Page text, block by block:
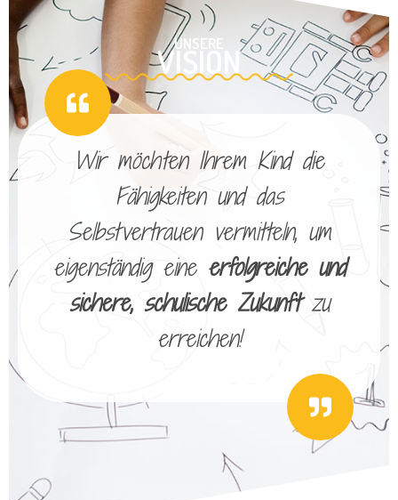
UNSERE
VISION
Wir möchten Ihrem Kind die
Fähigkeiten und das
Selbstvertrauen vermitteln, um
eigenständig eine erfolgreiche und
sichere, schulische Zukunftzu
erreichen!